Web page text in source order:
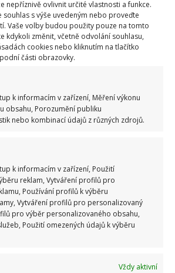
nepříznivě ovlivnit určité vlastnosti a funkce.
souhlas s výše uvedeným nebo proveďte
Vaše volby budou použity pouze na tomto
kdykoli změnit, včetně odvolání souhlasu,
cookies nebo kliknutím na tlačítko
části obrazovky.
k informacím v zařízení, Měření výkonu
obsahu, Porozumění publiku
nebo kombinací údajů z různých zdrojů.
k informacím v zařízení, Použití
reklam, Vytváření profilů pro
Používání profilů k výběru
Vytváření profilů pro personalizovaný
pro výběr personalizovaného obsahu,
Použití omezených údajů k výběru
Vždy aktivní
maso než drůbež, přidejte ještě
bylinkové aroma je vynikající. Na
na místě čerstvé bylinky, které by
Nejčastěji padne volba na
na talíři. Někdo přidává celé
ještě do vroucího vývaru, a to
podáváním. Kdysi se používal i